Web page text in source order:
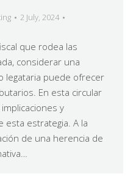
2 July, 2024
que rodea las
considerar una
legataria puede ofrecer
En esta circular
y
esta estrategia. A la
de una herencia de